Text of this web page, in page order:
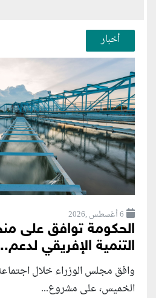
أخبار
6 أغسطس ,2026
الحكومة توافق على
التنمية الإفريقي
وافق مجلس الوزراء خلال
الخميس، على مشروع...